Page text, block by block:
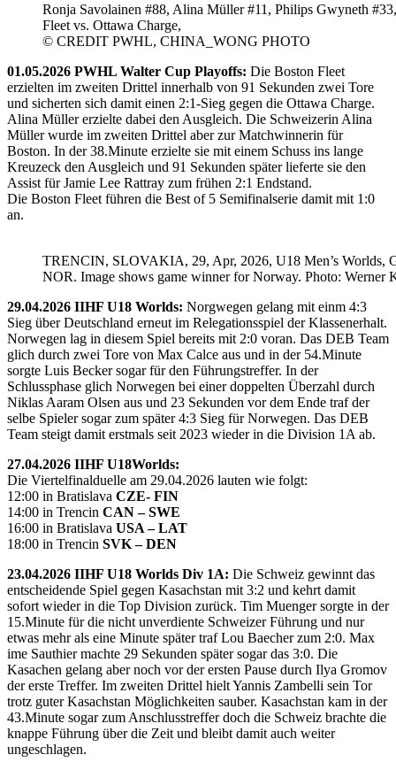
Ronja Savolainen #88, Alina Müller #11, Philips Gwyneth
Fleet vs. Ottawa Charge,
© CREDIT PWHL, CHINA_WONG PHOTO
01.05.2026 PWHL Walter Cup Playoffs: Die Boston Fleet
erzielten im zweiten Drittel innerhalb von 91 Sekunden zwei Tore
und sicherten sich damit einen 2:1-Sieg gegen die Ottawa Charge.
Alina Müller erzielte dabei den Ausgleich. Die Schweizerin Alina
Müller wurde im zweiten Drittel aber zur Matchwinnerin für
Boston. In der 38.Minute erzielte sie mit einem Schuss ins lange
Kreuzeck den Ausgleich und 91 Sekunden später lieferte sie den
Assist für Jamie Lee Rattray zum frühen 2:1 Endstand.
Die Boston Fleet führen die Best of 5 Semifinalserie damit mit 1:0
an.
TRENCIN, SLOVAKIA, 29, Apr, 2026, U18 Men’s Worlds,
NOR. Image shows game winner for Norway. Photo: Werner
29.04.2026 IIHF U18 Worlds: Norgwegen gelang mit einm 4:3
Sieg über Deutschland erneut im Relegationsspiel der Klassenerhalt.
Norwegen lag in diesem Spiel bereits mit 2:0 voran. Das DEB Team
glich durch zwei Tore von Max Calce aus und in der 54.Minute
sorgte Luis Becker sogar für den Führungstreffer. In der
Schlussphase glich Norwegen bei einer doppelten Überzahl durch
Niklas Aaram Olsen aus und 23 Sekunden vor dem Ende traf der
selbe Spieler sogar zum später 4:3 Sieg für Norwegen. Das DEB
Team steigt damit erstmals seit 2023 wieder in die Division 1A ab.
27.04.2026 IIHF U18Worlds:
Die Viertelfinalduelle am 29.04.2026 lauten wie folgt:
12:00 in Bratislava CZE- FIN
14:00 in Trencin CAN – SWE
16:00 in Bratislava USA – LAT
18:00 in Trencin SVK – DEN
23.04.2026 IIHF U18 Worlds Div 1A: Die Schweiz gewinnt das
entscheidende Spiel gegen Kasachstan mit 3:2 und kehrt damit
sofort wieder in die Top Division zurück. Tim Muenger sorgte in der
15.Minute für die nicht unverdiente Schweizer Führung und nur
etwas mehr als eine Minute später traf Lou Baecher zum 2:0. Max
ime Sauthier machte 29 Sekunden später sogar das 3:0. Die
Kasachen gelang aber noch vor der ersten Pause durch Ilya Gromov
der erste Treffer. Im zweiten Drittel hielt Yannis Zambelli sein Tor
trotz guter Kasachstan Möglichkeiten sauber. Kasachstan kam in der
43.Minute sogar zum Anschlusstreffer doch die Schweiz brachte die
knappe Führung über die Zeit und bleibt damit auch weiter
ungeschlagen.